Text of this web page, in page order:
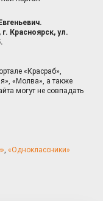
Красноярск, ул.
«Красраб»,
«Молва», а также
могут не совпадать
, «Одноклассники»